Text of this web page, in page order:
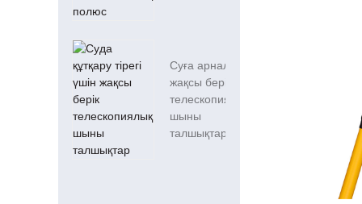
Суға арналған
жақсы берік
телескопиялық
шыны
талшықтар...